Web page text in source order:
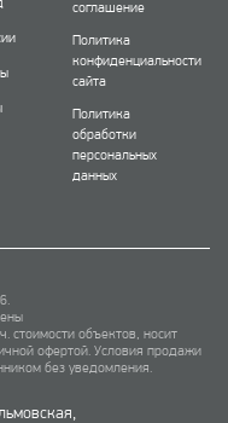
соглашение
Политика
конфиденциальности
сайта
Политика
обработки
персональных
данных
стоимости объектов, носит
офертой. Условия продажи
без уведомления.